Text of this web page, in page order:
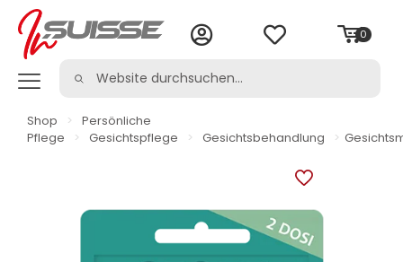
0
Shop >
Persönliche
Pflege
> Gesichtspflege > Gesichtsbehandlung >